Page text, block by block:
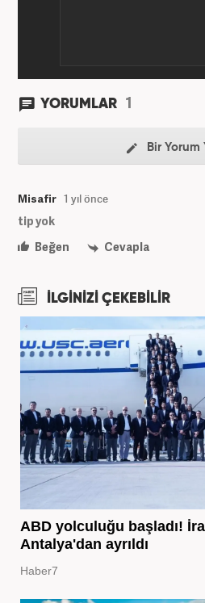
YORUMLAR 1
Bir Yorum
Misafir 1 yıl önce
tip yok
Beğen
Cevapla
İLGİNİZİ ÇEKEBİLİR
ABD yolculuğu başladı!
Antalya'dan ayrıldı
Haber7